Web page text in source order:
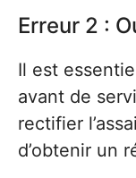
Erreur 2 :
Il est
avant de
rectifier
d’obtenir un